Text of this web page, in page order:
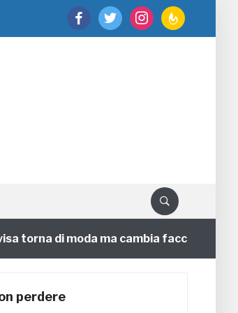
facebooktwitter instagramfeedburner
di moda ma cambia faccia
perdere